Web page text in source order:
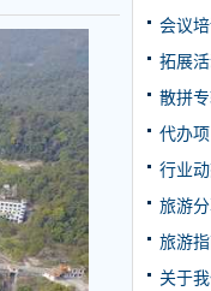
会议培
拓展
散拼
代办项
行业
旅游
旅游
关于我